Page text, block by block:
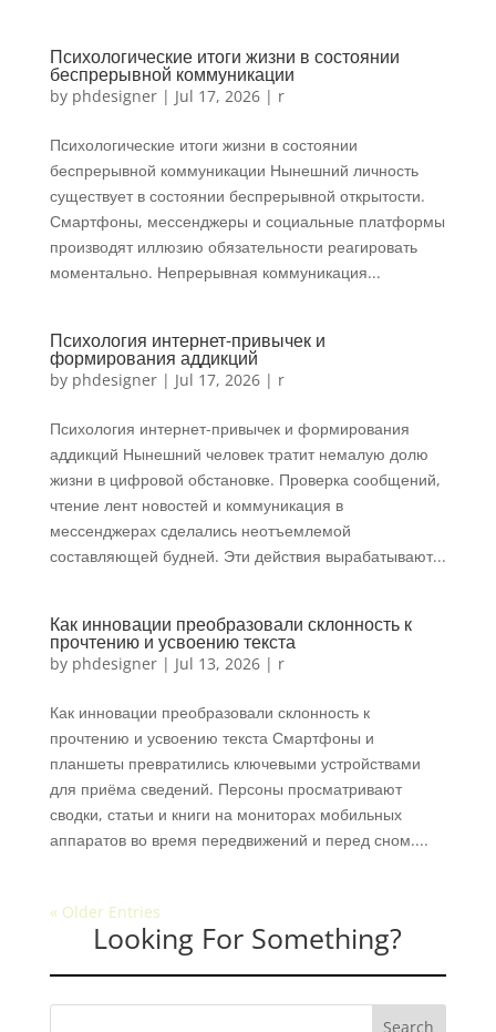
Психологические итоги жизни в состоянии
беспрерывной коммуникации
by phdesigner| Jul 17, 2026| r
Психологические итоги жизни в состоянии
беспрерывной коммуникации Нынешний личность
существует в состоянии беспрерывной открытости.
Смартфоны, мессенджеры и социальные платформы
производят иллюзию обязательности реагировать
моментально. Непрерывная коммуникация...
Психология интернет-привычек и
формирования аддикций
by phdesigner| Jul 17, 2026| r
Психология интернет-привычек и формирования
аддикций Нынешний человек тратит немалую долю
жизни в цифровой обстановке. Проверка сообщений,
чтение лент новостей и коммуникация в
мессенджерах сделались неотъемлемой
составляющей будней. Эти действия вырабатывают...
Как инновации преобразовали склонность к
прочтению и усвоению текста
by phdesigner| Jul 13, 2026| r
Как инновации преобразовали склонность к
прочтению и усвоению текста Смартфоны и
планшеты превратились ключевыми устройствами
для приёма сведений. Персоны просматривают
сводки, статьи и книги на мониторах мобильных
аппаратов во время передвижений и перед сном....
« Older Entries
Looking For Something?